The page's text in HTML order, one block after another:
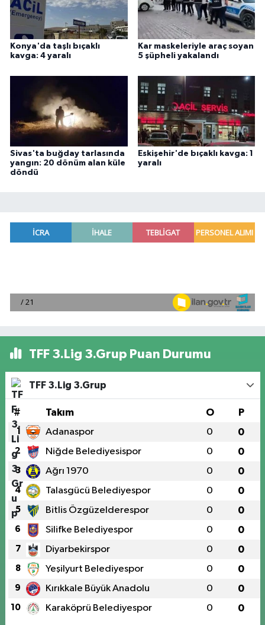
Konya'da taşlı bıçaklı
kavga: 4 yaralı
Kar maskeleriyle araç soyan
5 şüpheli yakalandı
Sivas'ta buğday tarlasında
yangın: 20 dönüm alan küle
döndü
Eskişehir'de bıçaklı kavga: 1
yaralı
TFF 3.Lig 3.Grup Puan Durumu
TFF 3.Lig 3.Grup
# Takım O P
1 Adanaspor 0 0
2 Niğde Belediyesispor 0 0
3 Ağrı 1970 0 0
4 Talasgücü Belediyespor 0 0
5 Bitlis Özgüzelderespor 0 0
6 Silifke Belediyespor 0 0
7 Diyarbekirspor 0 0
8 Yeşilyurt Belediyespor 0 0
9 Kırıkkale Büyük Anadolu 0 0
10 Karaköprü Belediyespor 0 0